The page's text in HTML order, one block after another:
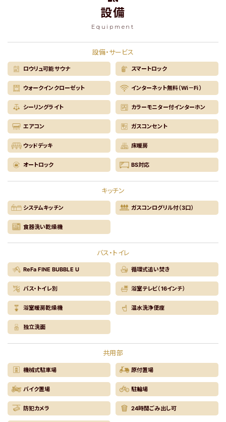
設備
Equipment
設備・サービス
ロウリュ可能サウナ スマートロック
ウォークインクローゼット インターネット無料（Wi－Fi）
シーリングライト カラーモニター付インターホン
エアコン ガスコンセント
ウッドデッキ 床暖房
オートロック BS対応
キッチン
システムキッチン ガスコンログリル付（3口）
食器洗い乾燥機
バス・トイレ
ReFa FINE BUBBLE U 循環式追い焚き
バス・トイレ別 浴室テレビ（16インチ）
浴室暖房乾燥機 温水洗浄便座
独立洗面
共用部
機械式駐車場 原付置場
バイク置場 駐輪場
防犯カメラ 24時間ごみ出し可